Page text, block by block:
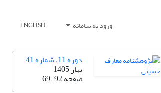
ورود به سامانه ENGLISH
دوره 11، شماره 41
بهار 1405
صفحه69-92